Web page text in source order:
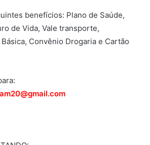
benefícios: Plano de Saúde,
de Vida, Vale transporte,
Convênio Drogaria e Cartão